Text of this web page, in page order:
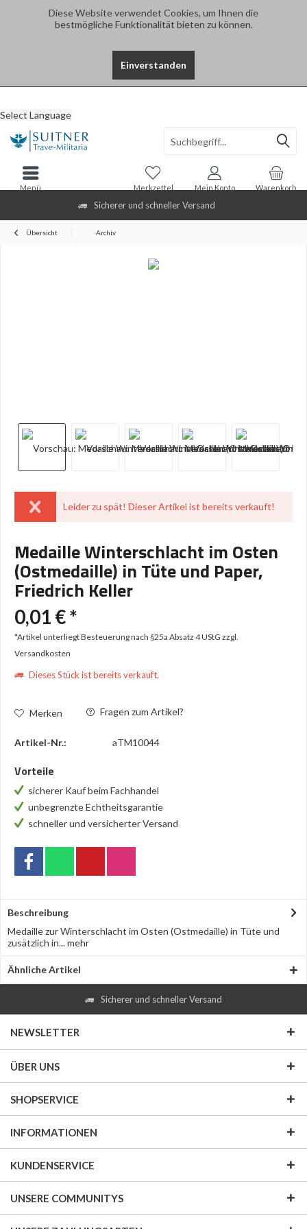
Diese Website verwendet Cookies, um Ihnen die
bestmögliche Funktionalität bieten zu können.
Einverstanden
Sicherer und schneller Versand
Select Language
Warenkorb
Merkzettel Mein Konto
Menü
Übersicht Archiv
Leider zu spät! Dieser Artikel ist bereits verkauft!
Medaille Winterschlacht im Osten
(Ostmedaille) in Tüte und Paper,
Friedrich Keller
0,01 € *
*Artikel unterliegt Besteuerung nach §25a Absatz 4 UStG zzgl.
Versandkosten
Dieses Stück ist bereits verkauft.
Merken Fragen zum Artikel?
Artikel-Nr.: aTM10044
Vorteile
sicherer Kauf beim Fachhandel
unbegrenzte Echtheitsgarantie
schneller und versicherter Versand
Beschreibung
Medaille zur Winterschlacht im Osten (Ostmedaille) in Tüte und
zusätzlich in...mehr
Ähnliche Artikel
Sicherer und schneller Versand
NEWSLETTER
ÜBER UNS
SHOPSERVICE
INFORMATIONEN
KUNDENSERVICE
UNSERE COMMUNITYS